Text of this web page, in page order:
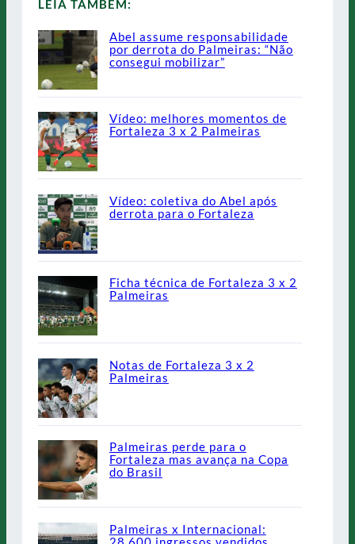
LEIA TAMBÉM:
Abel assume responsabilidade
por derrota do Palmeiras: “Não
consegui mobilizar”
Vídeo: melhores momentos de
Fortaleza 3 x 2 Palmeiras
Vídeo: coletiva do Abel após
derrota para o Fortaleza
Ficha técnica de Fortaleza 3 x 2
Palmeiras
Notas de Fortaleza 3 x 2
Palmeiras
Palmeiras perde para o
Fortaleza mas avança na Copa
do Brasil
Palmeiras x Internacional: